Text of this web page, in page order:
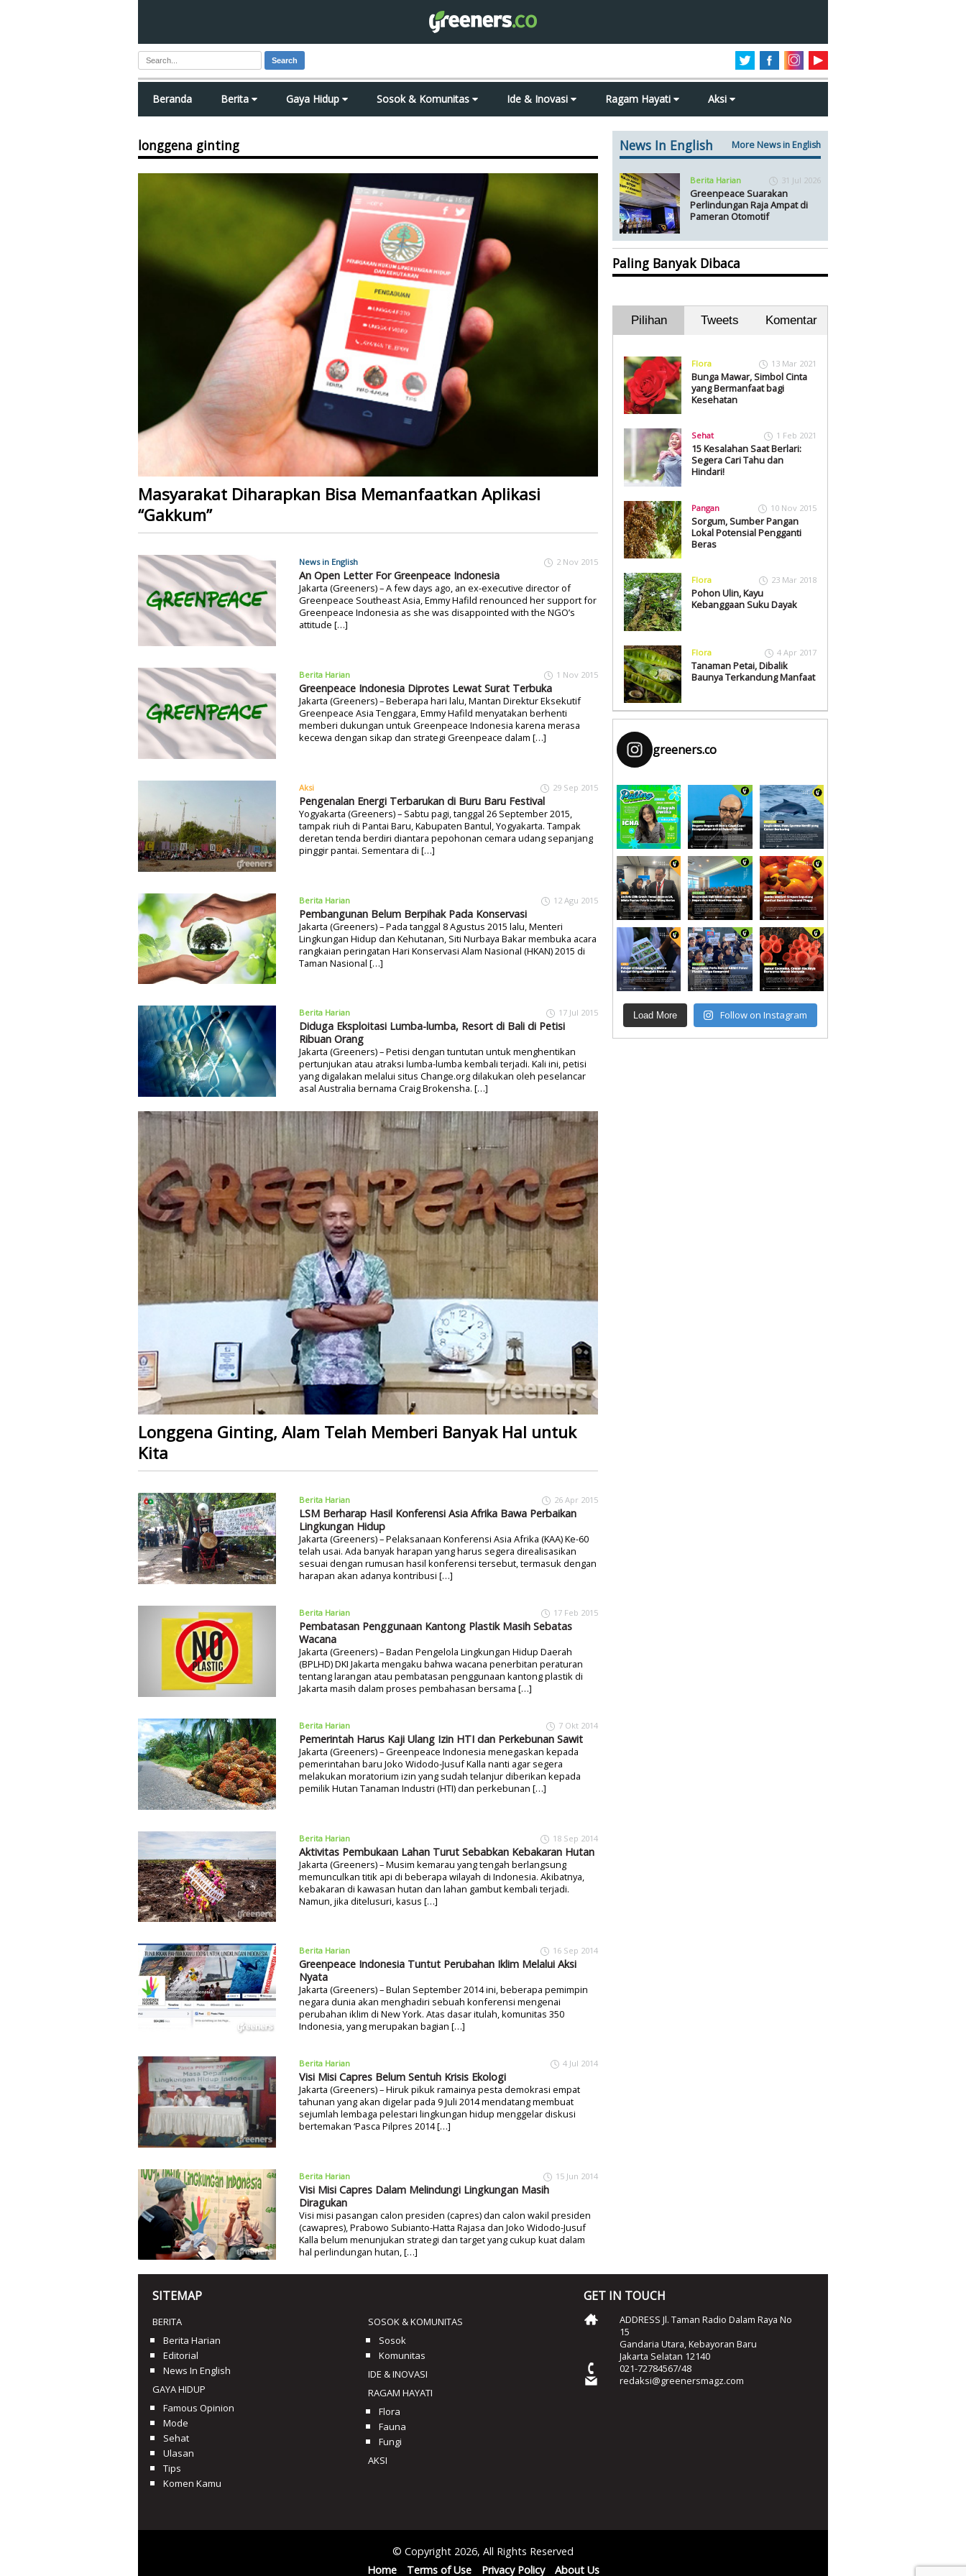
Search
Beranda Berita Gaya Hidup Sosok & Komunitas Ide & Inovasi Ragam Hayati Aksi
longgena ginting
Masyarakat Diharapkan Bisa Memanfaatkan Aplikasi
“Gakkum”
News in English 2 Nov 2015
An Open Letter For Greenpeace Indonesia
Jakarta (Greeners) – A few days ago, an ex-executive director of
Greenpeace Southeast Asia, Emmy Hafild renounced her support for
Greenpeace Indonesia as she was disappointed with the NGO’s
attitude […]
Berita Harian 1 Nov 2015
Greenpeace Indonesia Diprotes Lewat Surat Terbuka
Jakarta (Greeners) – Beberapa hari lalu, Mantan Direktur Eksekutif
Greenpeace Asia Tenggara, Emmy Hafild menyatakan berhenti
memberi dukungan untuk Greenpeace Indonesia karena merasa
kecewa dengan sikap dan strategi Greenpeace dalam […]
Aksi 29 Sep 2015
Pengenalan Energi Terbarukan di Buru Baru Festival
Yogyakarta (Greeners) – Sabtu pagi, tanggal 26 September 2015,
tampak riuh di Pantai Baru, Kabupaten Bantul, Yogyakarta. Tampak
deretan tenda berdiri diantara pepohonan cemara udang sepanjang
pinggir pantai. Sementara di […]
Berita Harian 12 Agu 2015
Pembangunan Belum Berpihak Pada Konservasi
Jakarta (Greeners) – Pada tanggal 8 Agustus 2015 lalu, Menteri
Lingkungan Hidup dan Kehutanan, Siti Nurbaya Bakar membuka acara
rangkaian peringatan Hari Konservasi Alam Nasional (HKAN) 2015 di
Taman Nasional […]
Berita Harian 17 Jul 2015
Diduga Eksploitasi Lumba-lumba, Resort di Bali di Petisi
Ribuan Orang
Jakarta (Greeners) – Petisi dengan tuntutan untuk menghentikan
pertunjukan atau atraksi lumba-lumba kembali terjadi. Kali ini, petisi
yang digalakan melalui situs Change.org dilakukan oleh peselancar
asal Australia bernama Craig Brokensha. […]
Longgena Ginting, Alam Telah Memberi Banyak Hal untuk
Kita
Berita Harian 26 Apr 2015
LSM Berharap Hasil Konferensi Asia Afrika Bawa Perbaikan
Lingkungan Hidup
Jakarta (Greeners) – Pelaksanaan Konferensi Asia Afrika (KAA) Ke-60
telah usai. Ada banyak harapan yang harus segera direalisasikan
sesuai dengan rumusan hasil konferensi tersebut, termasuk dengan
harapan akan adanya kontribusi […]
Berita Harian 17 Feb 2015
Pembatasan Penggunaan Kantong Plastik Masih Sebatas
Wacana
Jakarta (Greeners) – Badan Pengelola Lingkungan Hidup Daerah
(BPLHD) DKI Jakarta mengaku bahwa wacana penerbitan peraturan
tentang larangan atau pembatasan penggunaan kantong plastik di
Jakarta masih dalam proses pembahasan bersama […]
Berita Harian 7 Okt 2014
Pemerintah Harus Kaji Ulang Izin HTI dan Perkebunan Sawit
Jakarta (Greeners) – Greenpeace Indonesia menegaskan kepada
pemerintahan baru Joko Widodo-Jusuf Kalla nanti agar segera
melakukan moratorium izin yang sudah telanjur diberikan kepada
pemilik Hutan Tanaman Industri (HTI) dan perkebunan […]
Berita Harian 18 Sep 2014
Aktivitas Pembukaan Lahan Turut Sebabkan Kebakaran Hutan
Jakarta (Greeners) – Musim kemarau yang tengah berlangsung
memunculkan titik api di beberapa wilayah di Indonesia. Akibatnya,
kebakaran di kawasan hutan dan lahan gambut kembali terjadi.
Namun, jika ditelusuri, kasus […]
Berita Harian 16 Sep 2014
Greenpeace Indonesia Tuntut Perubahan Iklim Melalui Aksi
Nyata
Jakarta (Greeners) – Bulan September 2014 ini, beberapa pemimpin
negara dunia akan menghadiri sebuah konferensi mengenai
perubahan iklim di New York. Atas dasar itulah, komunitas 350
Indonesia, yang merupakan bagian […]
Berita Harian 4 Jul 2014
Visi Misi Capres Belum Sentuh Krisis Ekologi
Jakarta (Greeners) – Hiruk pikuk ramainya pesta demokrasi empat
tahunan yang akan digelar pada 9 Juli 2014 mendatang membuat
sejumlah lembaga pelestari lingkungan hidup menggelar diskusi
bertemakan ‘Pasca Pilpres 2014 […]
Berita Harian 15 Jun 2014
Visi Misi Capres Dalam Melindungi Lingkungan Masih
Diragukan
Visi misi pasangan calon presiden (capres) dan calon wakil presiden
(cawapres), Prabowo Subianto-Hatta Rajasa dan Joko Widodo-Jusuf
Kalla belum menunjukan strategi dan target yang cukup kuat dalam
hal perlindungan hutan, […]
News In English More News in English
Berita Harian 31 Jul 2026
Greenpeace Suarakan
Perlindungan Raja Ampat di
Pameran Otomotif
Paling Banyak Dibaca
Pilihan Tweets Komentar
Flora 13 Mar 2021
Bunga Mawar, Simbol Cinta
yang Bermanfaat bagi
Kesehatan
Sehat 1 Feb 2021
15 Kesalahan Saat Berlari:
Segera Cari Tahu dan
Hindari!
Pangan 10 Nov 2015
Sorgum, Sumber Pangan
Lokal Potensial Pengganti
Beras
Flora 23 Mar 2018
Pohon Ulin, Kayu
Kebanggaan Suku Dayak
Flora 4 Apr 2017
Tanaman Petai, Dibalik
Baunya Terkandung Manfaat
greeners.co
Load More Follow on Instagram
SITEMAP
BERITA
Berita Harian
Editorial
News In English
GAYA HIDUP
Famous Opinion
Mode
Sehat
Ulasan
Tips
Komen Kamu
SOSOK & KOMUNITAS
Sosok
Komunitas
IDE & INOVASI
RAGAM HAYATI
Flora
Fauna
Fungi
AKSI
GET IN TOUCH
ADDRESS Jl. Taman Radio Dalam Raya No
15
Gandaria Utara, Kebayoran Baru
Jakarta Selatan 12140
021-72784567/48
redaksi@greenersmagz.com
© Copyright 2026, All Rights Reserved
Home
Terms of Use Privacy Policy About Us